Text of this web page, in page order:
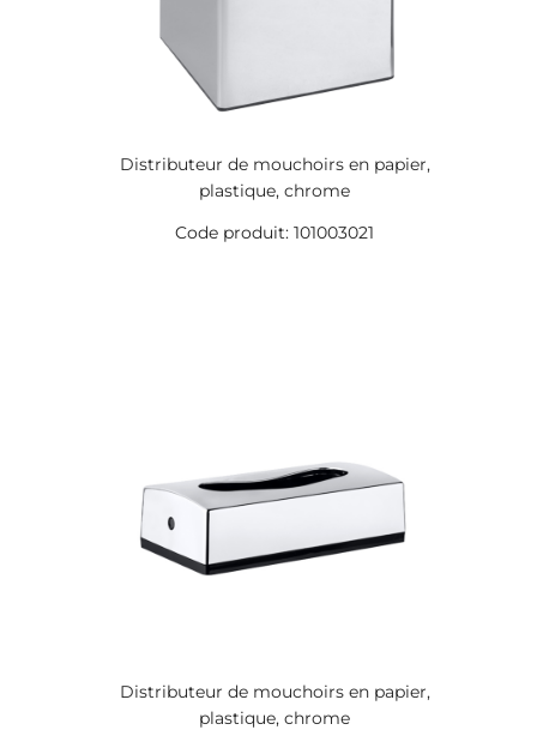
Distributeur de mouchoirs en papier,
plastique, chrome
Code produit: 101003021
Distributeur de mouchoirs en papier,
plastique, chrome